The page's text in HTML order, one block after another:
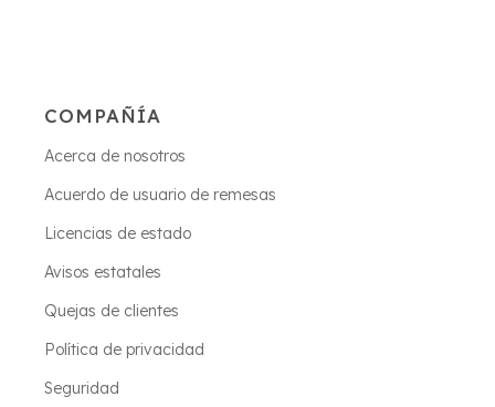
COMPAÑÍA
Acerca de nosotros
Acuerdo de usuario de remesas
Licencias de estado
Avisos estatales
Quejas de clientes
Política de privacidad
Seguridad